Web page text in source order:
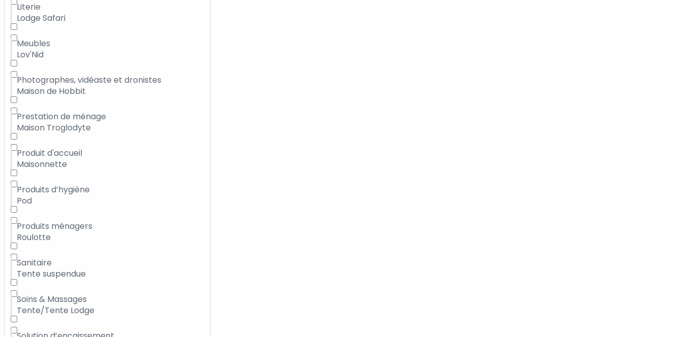
Lodge Safari
Lov'Nid
Maison de Hobbit
Maison Troglodyte
Maisonnette
Pod
Roulotte
Tente suspendue
Tente/Tente Lodge
Literie
Meubles
Photographes, vidéaste et dronistes
Prestation de ménage
Produit d'accueil
Produits d’hygiène
Produits ménagers
Sanitaire
Soins & Massages